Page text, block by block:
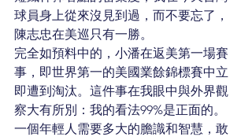
球員身上從來沒見到過，而不要忘了，
陳志忠在美巡只有一勝。
完全如預料中的，小潘在返美第一場賽
事，即世界第一的美國業餘錦標賽中立
即遭到淘汰。這件事在我眼中與外界觀
察大有所別：我的看法99%是正面的。
一個年輕人需要多大的膽識和智慧，敢